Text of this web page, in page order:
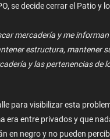
se decide cerrar el Patio
mercadería y me
estructura, mantener
y las pertenencias de
para visibilizar esta
era entre privados y que
en negro y no pueden